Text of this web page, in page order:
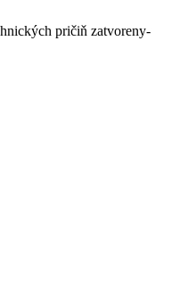
pričiň zatvoreny-